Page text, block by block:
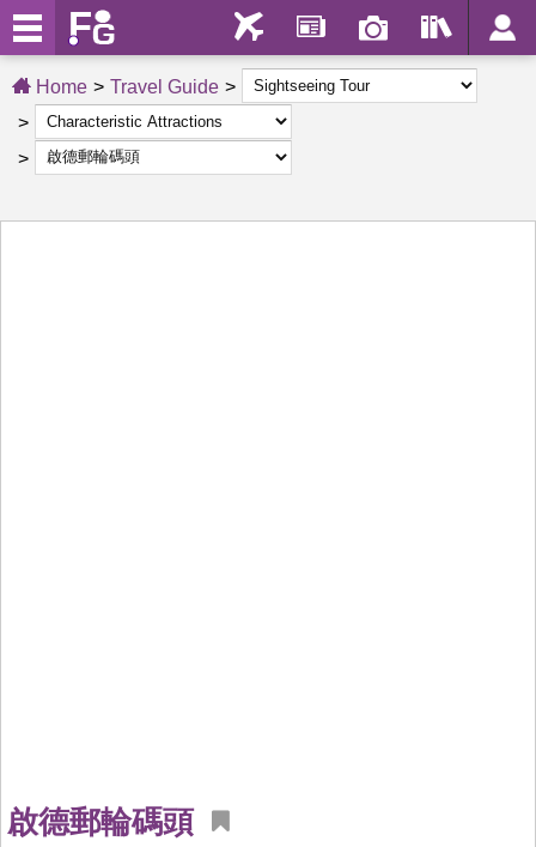
Home Travel Guide
啟德郵輪碼頭